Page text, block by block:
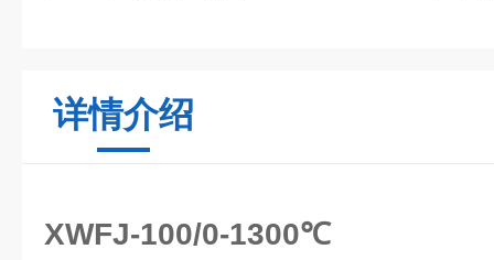
详情介绍
XWFJ-100/0-1300℃